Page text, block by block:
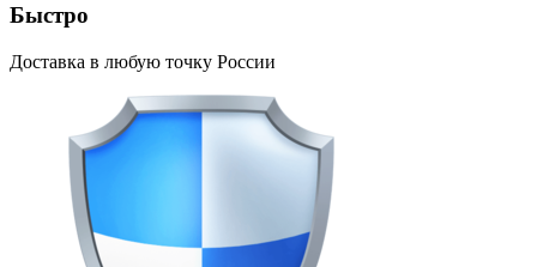
Быстро
Доставка в любую точку России